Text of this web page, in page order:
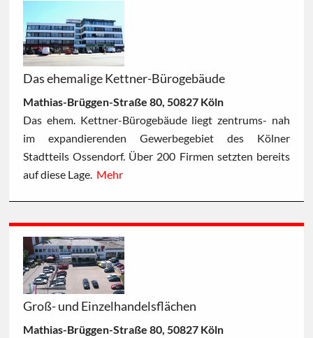
Das ehemalige Kettner-Bürogebäude
Mathias-Brüggen-Straße 80, 50827 Köln
Das ehem. Kettner-Bürogebäude liegt zentrums- nah
im expandierenden Gewerbegebiet des Kölner
Stadtteils Ossendorf. Über 200 Firmen setzten bereits
auf diese Lage. Mehr
Groß- und Einzelhandelsflächen
Mathias-Brüggen-Straße 80, 50827 Köln